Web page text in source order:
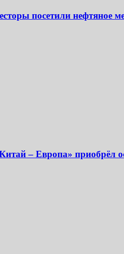
посетили нефтяное
– Европа» приобрёл